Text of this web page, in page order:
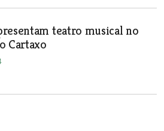
teatro musical no
Cartaxo